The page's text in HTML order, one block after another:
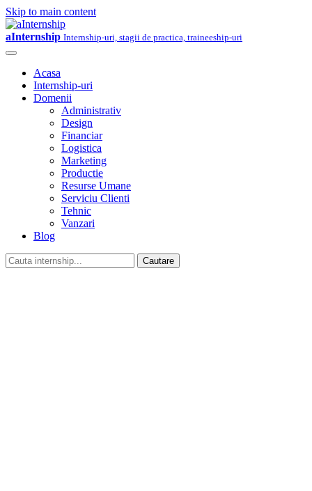
Skip to main content
aInternship Internship-uri, stagii de practica, traineeship-uri
Acasa
Internship-uri
Domenii
Administrativ
Design
Financiar
Logistica
Marketing
Productie
Resurse Umane
Serviciu Clienti
Tehnic
Vanzari
Blog
Cautare